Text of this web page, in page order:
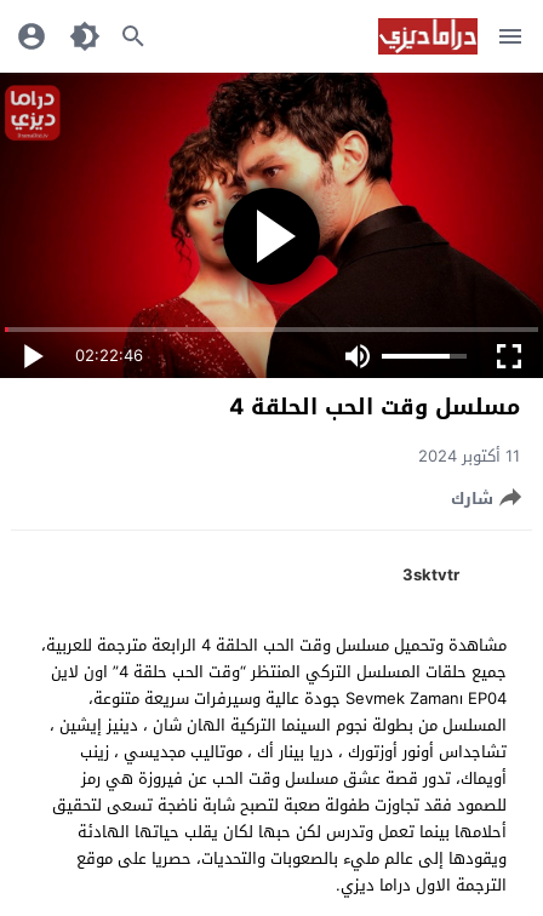
02:22:46
مسلسل وقت الحب الحلقة 4
11 أكتوبر 2024
شارك
3sktvtr
مشاهدة وتحميل مسلسل وقت الحب الحلقة 4 الرابعة مترجمة للعربية،
جميع حلقات المسلسل التركي المنتظر “وقت الحب حلقة 4” اون لاين
Sevmek Zamanı EP04 جودة عالية وسيرفرات سريعة متنوعة،
المسلسل من بطولة نجوم السينما التركية الهان شان ، دينيز إيشين ،
تشاجداس أونور أوزتورك ، دريا بينار أك ، موتاليب مجديسي ، زينب
أويماك، تدور قصة عشق مسلسل وقت الحب عن فيروزة هي رمز
للصمود فقد تجاوزت طفولة صعبة لتصبح شابة ناضجة تسعى لتحقيق
أحلامها بينما تعمل وتدرس لكن حبها لكان يقلب حياتها الهادئة
ويقودها إلى عالم مليء بالصعوبات والتحديات، حصريا على موقع
الترجمة الاول دراما ديزي.